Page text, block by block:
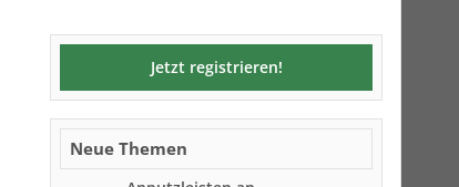
Jetzt registrieren!
Neue Themen